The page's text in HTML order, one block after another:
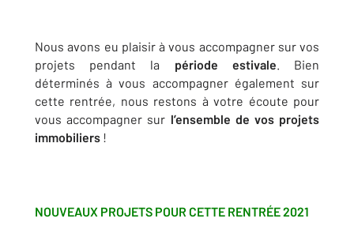
Nous avons eu plaisir à vous accompagner sur vos
projets pendant la période estivale . Bien
déterminés à vous accompagner également sur
cette rentrée, nous restons à votre écoute pour
vous accompagner sur l’ensemble de vos projets
immobiliers !
NOUVEAUX PROJETS POUR CETTE RENTRÉE 2021